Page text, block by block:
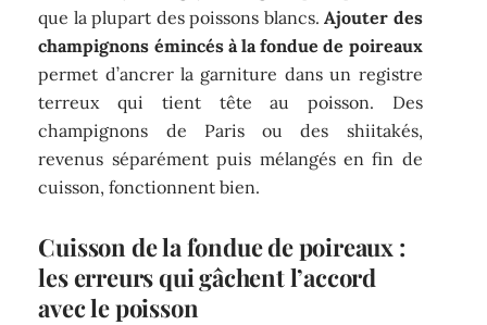
que la plupart des poissons blancs.Ajouter des
champignons émincés à la fondue de poireaux
permet d’ancrer la garniture dans un registre
terreux qui tient tête au poisson. Des
champignons de Paris ou des shiitakés,
revenus séparément puis mélangés en fin de
cuisson, fonctionnent bien.
Cuisson de la fondue de poireaux :
les erreurs qui gâchent l’accord
avec le poisson